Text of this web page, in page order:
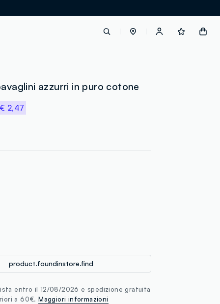
azzurri in puro cotone
€ 2,47
product.foundinstore.find
entro il 12/08/2026 e spedizione gratuita
a 60€.Maggiori informazioni